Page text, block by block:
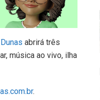
abrirá três
música ao vivo, ilha
.